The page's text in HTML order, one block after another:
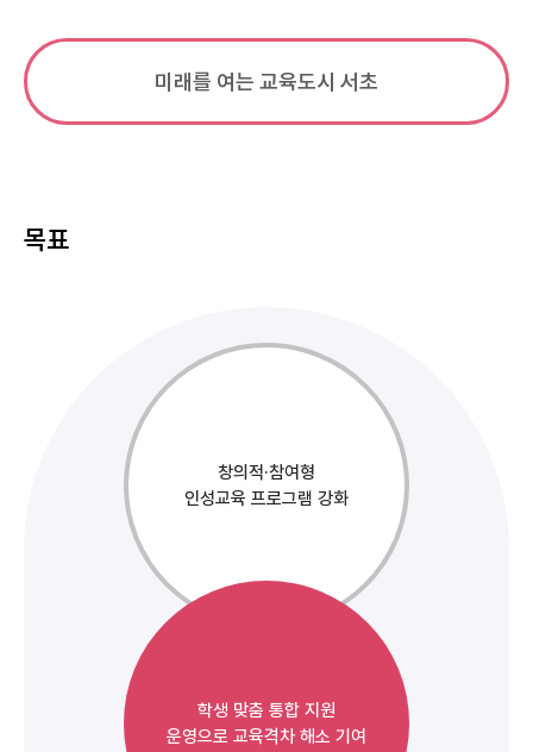
미래를 여는 교육도시 서초
목표
창의적·참여형
인성교육 프로그램 강화
학생 맞춤 통합 지원
운영으로 교육격차 해소 기여